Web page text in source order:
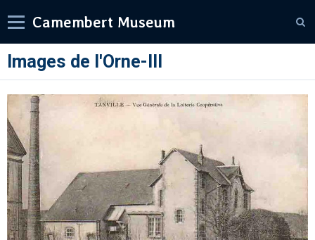
Camembert Museum
Images de l'Orne-III